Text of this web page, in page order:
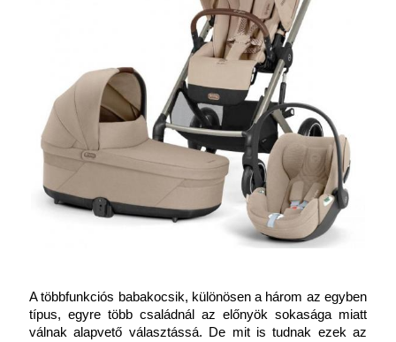
A többfunkciós babakocsik, különösen a három az egyben
típus, egyre több családnál az előnyök sokasága miatt
válnak alapvető választássá. De mit is tudnak ezek az